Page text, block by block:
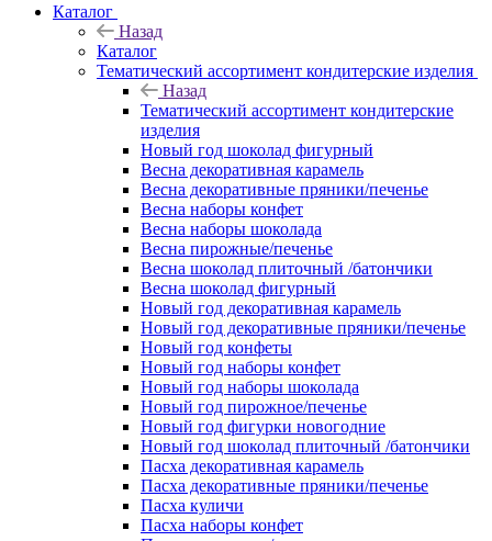
Каталог
Назад
Каталог
Тематический ассортимент кондитерские изделия
Назад
Тематический ассортимент кондитерские
изделия
Новый год шоколад фигурный
Весна декоративная карамель
Весна декоративные пряники/печенье
Весна наборы конфет
Весна наборы шоколада
Весна пирожные/печенье
Весна шоколад плиточный /батончики
Весна шоколад фигурный
Новый год декоративная карамель
Новый год декоративные пряники/печенье
Новый год конфеты
Новый год наборы конфет
Новый год наборы шоколада
Новый год пирожное/печенье
Новый год фигурки новогодние
Новый год шоколад плиточный /батончики
Пасха декоративная карамель
Пасха декоративные пряники/печенье
Пасха куличи
Пасха наборы конфет